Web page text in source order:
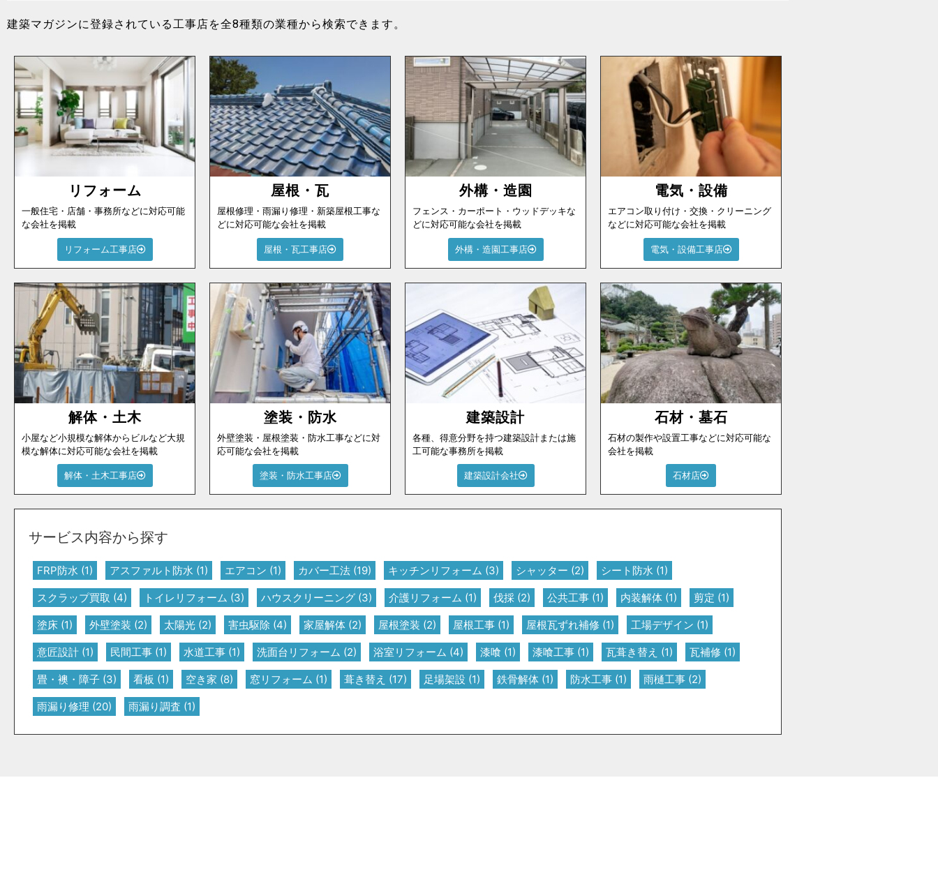
建築マガジンに登録されている工事店を全8種類の業種から検索できます。
リフォーム
一般住宅・店舗・事務所などに対応可能
な会社を掲載
リフォーム工事店
屋根・瓦
屋根修理・雨漏り修理・新築屋根工事な
どに対応可能な会社を掲載
屋根・瓦工事店
外構・造園
フェンス・カーポート・ウッドデッキな
どに対応可能な会社を掲載
外構・造園工事店
電気・設備
エアコン取り付け・交換・クリーニング
などに対応可能な会社を掲載
電気・設備工事店
解体・土木
小屋など小規模な解体からビルなど大規
模な解体に対応可能な会社を掲載
解体・土木工事店
塗装・防水
外壁塗装・屋根塗装・防水工事などに対
応可能な会社を掲載
塗装・防水工事店
建築設計
各種、得意分野を持つ建築設計または施
工可能な事務所を掲載
建築設計会社
石材・墓石
石材の製作や設置工事などに対応可能な
会社を掲載
石材店
サービス内容から探す
FRP防水 (1) アスファルト防水 (1) エアコン (1) カバー工法 (19) キッチンリフォーム (3) シャッター (2) シート防水 (1)
スクラップ買取 (4) トイレリフォーム (3) ハウスクリーニング (3) 介護リフォーム (1) 伐採 (2) 公共工事 (1) 内装解体 (1) 剪定 (1)
塗床 (1) 外壁塗装 (2) 太陽光 (2) 害虫駆除 (4) 家屋解体 (2) 屋根塗装 (2) 屋根工事 (1) 屋根瓦ずれ補修 (1) 工場デザイン (1)
意匠設計 (1) 民間工事 (1) 水道工事 (1) 洗面台リフォーム (2) 浴室リフォーム (4) 漆喰 (1) 漆喰工事 (1) 瓦葺き替え (1) 瓦補修 (1)
畳・襖・障子 (3) 看板 (1) 空き家 (8) 窓リフォーム (1) 葺き替え (17) 足場架設 (1) 鉄骨解体 (1) 防水工事 (1) 雨樋工事 (2)
雨漏り修理 (20) 雨漏り調査 (1)